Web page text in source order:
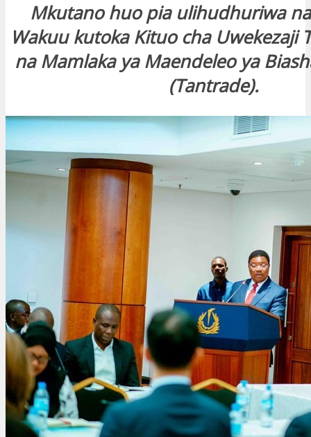
Mkutano huo pia ulihudhuriwa
Wakuu kutoka Kituo cha Uwekezaji
na Mamlaka ya Maendeleo ya
(Tantrade).